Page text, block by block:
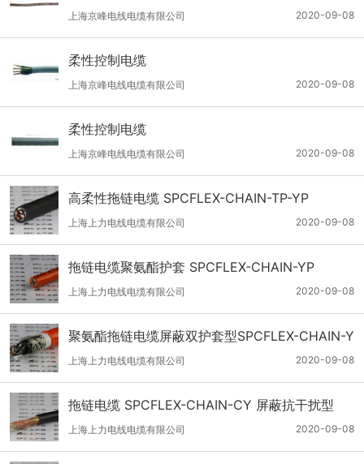
2020-09-08
上海京峰电线电缆有限公司
柔性控制电缆
2020-09-08
上海京峰电线电缆有限公司
柔性控制电缆
2020-09-08
上海京峰电线电缆有限公司
高柔性拖链电缆 SPCFLEX-CHAIN-TP-YP
2020-09-08
上海上力电线电缆有限公司
拖链电缆聚氨酯护套 SPCFLEX-CHAIN-YP
2020-09-08
上海上力电线电缆有限公司
聚氨酯拖链电缆屏蔽双护套型SPCFLEX-CHAIN-Y
CP
2020-09-08
上海上力电线电缆有限公司
拖链电缆 SPCFLEX-CHAIN-CY 屏蔽抗干扰型
2020-09-08
上海上力电线电缆有限公司